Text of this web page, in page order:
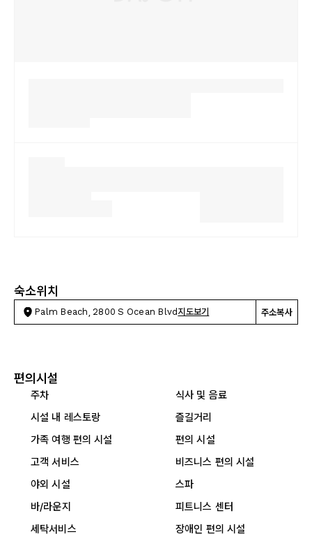
숙소위치
Palm Beach, 2800 S Ocean Blvd 지도보기 주소복사
편의시설
주차
식사 및 음료
시설 내 레스토랑
즐길거리
가족 여행 편의 시설
편의 시설
고객 서비스
비즈니스 편의 시설
야외 시설
스파
바/라운지
피트니스 센터
세탁서비스
장애인 편의 시설